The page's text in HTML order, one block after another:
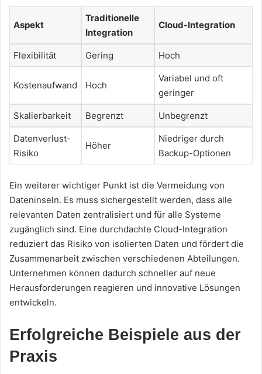
Aspekt
Traditionelle
Integration
Cloud-Integration
Flexibilität Gering Hoch
Kostenaufwand Hoch
Variabel und oft
geringer
Skalierbarkeit Begrenzt Unbegrenzt
Datenverlust-
Risiko
Höher
Niedriger durch
Backup-Optionen
Ein weiterer wichtiger Punkt ist die Vermeidung von
Dateninseln. Es muss sichergestellt werden, dass alle
relevanten Daten zentralisiert und für alle Systeme
zugänglich sind. Eine durchdachte Cloud-Integration
reduziert das Risiko von isolierten Daten und fördert die
Zusammenarbeit zwischen verschiedenen Abteilungen.
Unternehmen können dadurch schneller auf neue
Herausforderungen reagieren und innovative Lösungen
entwickeln.
Erfolgreiche Beispiele aus der
Praxis